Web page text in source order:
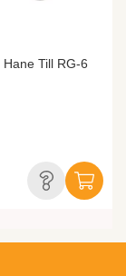
Till RG-6